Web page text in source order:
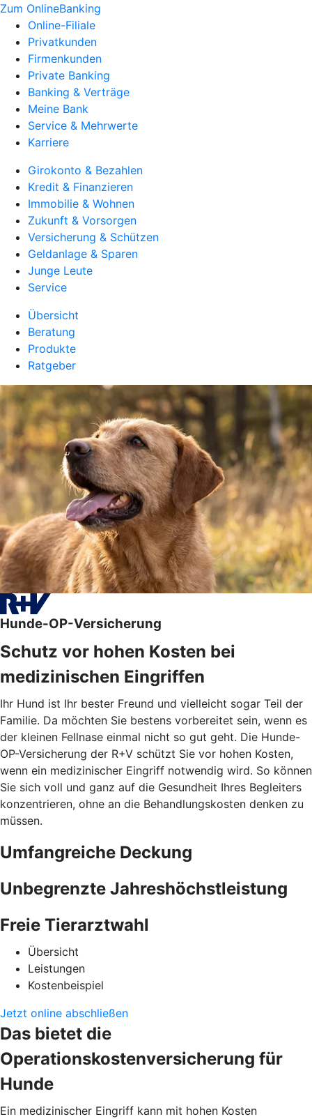
Zum OnlineBanking
Online-Filiale
Privatkunden
Firmenkunden
Private Banking
Banking & Verträge
Meine Bank
Service & Mehrwerte
Karriere
Girokonto & Bezahlen
Kredit & Finanzieren
Immobilie & Wohnen
Zukunft & Vorsorgen
Versicherung & Schützen
Geldanlage & Sparen
Junge Leute
Service
Übersicht
Beratung
Produkte
Ratgeber
Hunde-OP-Versicherung
Schutz vor hohen Kosten bei
medizinischen Eingriffen
Ihr Hund ist Ihr bester Freund und vielleicht sogar Teil der
Familie. Da möchten Sie bestens vorbereitet sein, wenn es
der kleinen Fellnase einmal nicht so gut geht. Die Hunde-
OP-Versicherung der R+V schützt Sie vor hohen Kosten,
wenn ein medizinischer Eingriff notwendig wird. So können
Sie sich voll und ganz auf die Gesundheit Ihres Begleiters
konzentrieren, ohne an die Behandlungskosten denken zu
müssen.
Umfangreiche Deckung
Unbegrenzte Jahreshöchstleistung
Freie Tierarztwahl
Übersicht
Leistungen
Kostenbeispiel
Jetzt online abschließen
Das bietet die
Operationskostenversicherung für
Hunde
Ein medizinischer Eingriff kann mit hohen Kosten